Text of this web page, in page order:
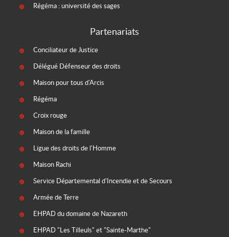
Régéma : université des sages
Partenariats
Conciliateur de Justice
Délégué Défenseur des droits
Maison pour tous d'Arcis
Régéma
Croix rouge
Maison de la famille
Ligue des droits de l'Homme
Maison Rachi
Service Départemental d'Incendie et de Secours
Armée de Terre
EHPAD du domaine de Nazareth
EHPAD "Les Tilleuls" et "Sainte-Marthe"